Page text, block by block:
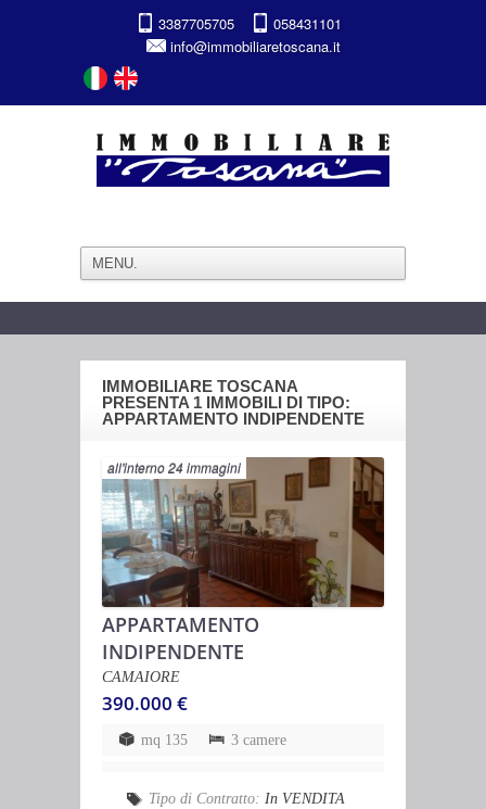
3387705705
058431101
info@immobiliaretoscana.it
IMMOBILIARE TOSCANA
PRESENTA 1 IMMOBILI DI TIPO:
APPARTAMENTO INDIPENDENTE
all'interno 24 immagini
APPARTAMENTO
INDIPENDENTE
CAMAIORE
390.000 €
mq 135 3 camere
Tipo di Contratto: In VENDITA